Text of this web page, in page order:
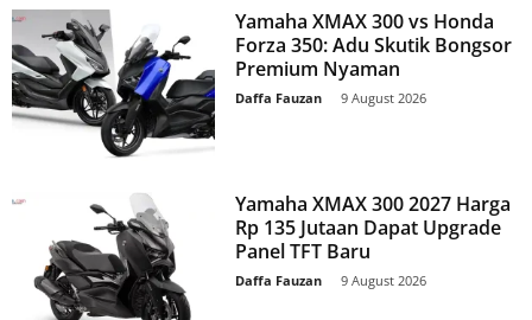
Yamaha XMAX 300 vs Honda
Forza 350: Adu Skutik Bongsor
Premium Nyaman
Daffa Fauzan 9 August 2026
Yamaha XMAX 300 2027 Harga
Rp 135 Jutaan Dapat Upgrade
Panel TFT Baru
Daffa Fauzan 9 August 2026